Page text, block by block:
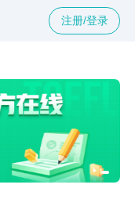
注册/登录